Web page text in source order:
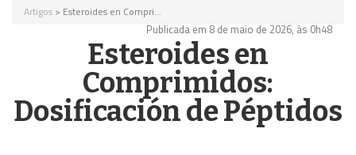
Artigos > Esteroides en Compri...
Publicada em 8 de maio de 2026, às 0h48
Esteroides en
Comprimidos:
Dosificación de Péptidos